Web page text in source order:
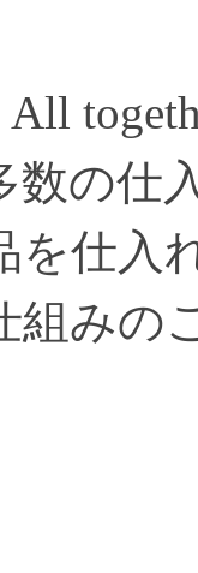
数の仕
を仕入
組みの